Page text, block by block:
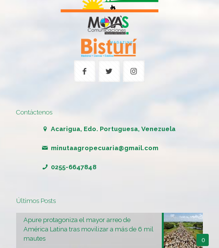
Contáctenos
Acarigua, Edo. Portuguesa, Venezuela
minutaagropecuaria@gmail.com
0255-6647848
Últimos Posts
0
Apure protagoniza el mayor arreo de
América Latina tras movilizar a más de 6 mil
mautes